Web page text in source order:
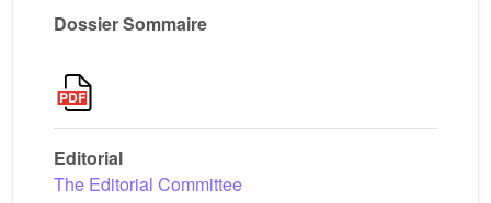
Dossier Sommaire
Editorial
The Editorial Committee